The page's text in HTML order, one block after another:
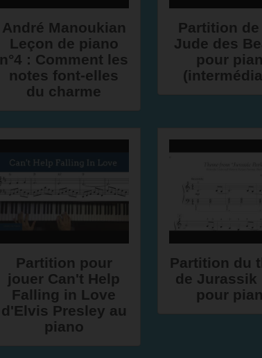
André Manoukian
Leçon de piano
n°4 : Comment les
notes font-elles
du charme
Partition de
Jude des
pour
Partition pour
jouer Can't Help
Falling in Love
d'Elvis Presley au
piano
Partition du
de Jurassik
pour